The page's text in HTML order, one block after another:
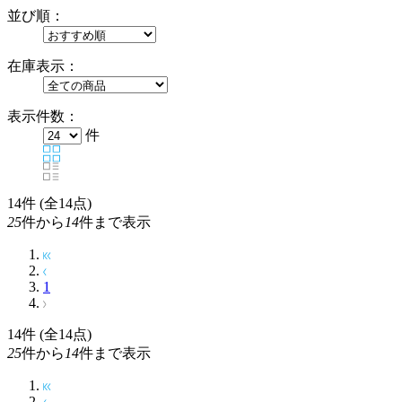
並び順：
在庫表示：
表示件数：
件
14件 (全14点)
25件から 14件まで表示
1
14件 (全14点)
25件から 14件まで表示